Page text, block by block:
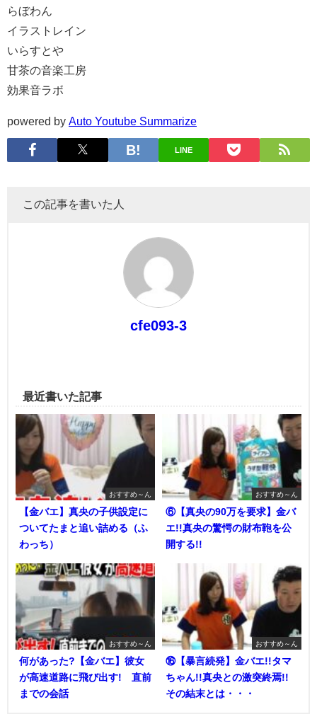
らぼわん
イラストレイン
いらすとや
甘茶の音楽工房
効果音ラボ
powered by Auto Youtube Summarize
LINE
この記事を書いた人
cfe093-3
最近書いた記事
おすすめ～ん
【金バエ】真央の子供設定に
ついてたまと追い詰める（ふ
わっち）
おすすめ～ん
⑥【真央の90万を要求】金バ
エ!!真央の驚愕の財布鞄を公
開する!!
おすすめ～ん
何があった?【金バエ】彼女
が高速道路に飛び出す! 直前
までの会話
おすすめ～ん
⑯【暴言続発】金バエ!!タマ
ちゃん!!真央との激突終焉!!
その結末とは・・・